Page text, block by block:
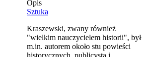
Opis
Sztuka
Kraszewski, zwany również
"wielkim nauczycielem historii", był
m.in. autorem około stu powieści
historycznych, publicystą i